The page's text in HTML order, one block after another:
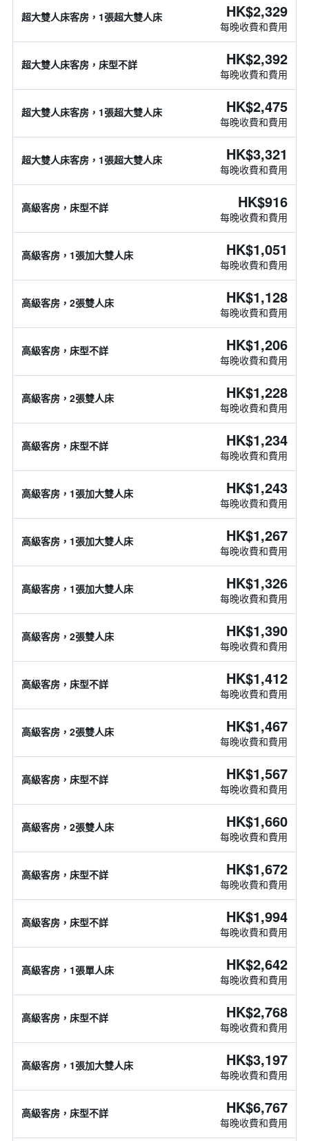
超大雙人床客房，1張超大雙人床 HK$2,329
每晚收費和費用
超大雙人床客房，床型不詳 HK$2,392
每晚收費和費用
超大雙人床客房，1張超大雙人床 HK$2,475
每晚收費和費用
超大雙人床客房，1張超大雙人床 HK$3,321
每晚收費和費用
高級客房，床型不詳 HK$916
每晚收費和費用
高級客房，1張加大雙人床 HK$1,051
每晚收費和費用
高級客房，2張雙人床 HK$1,128
每晚收費和費用
高級客房，床型不詳 HK$1,206
每晚收費和費用
高級客房，2張雙人床 HK$1,228
每晚收費和費用
高級客房，床型不詳 HK$1,234
每晚收費和費用
高級客房，1張加大雙人床 HK$1,243
每晚收費和費用
高級客房，1張加大雙人床 HK$1,267
每晚收費和費用
高級客房，1張加大雙人床 HK$1,326
每晚收費和費用
高級客房，2張雙人床 HK$1,390
每晚收費和費用
高級客房，床型不詳 HK$1,412
每晚收費和費用
高級客房，2張雙人床 HK$1,467
每晚收費和費用
高級客房，床型不詳 HK$1,567
每晚收費和費用
高級客房，2張雙人床 HK$1,660
每晚收費和費用
高級客房，床型不詳 HK$1,672
每晚收費和費用
高級客房，床型不詳 HK$1,994
每晚收費和費用
高級客房，1張單人床 HK$2,642
每晚收費和費用
高級客房，床型不詳 HK$2,768
每晚收費和費用
高級客房，1張加大雙人床 HK$3,197
每晚收費和費用
高級客房，床型不詳 HK$6,767
每晚收費和費用